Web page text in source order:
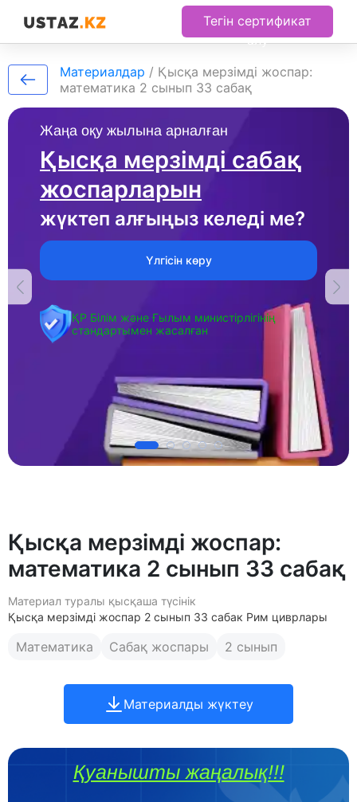
Тегін сертификат
алу
Жаңа оқу жылына арналған
Қысқа мерзімді сабақ
жоспарларын
жүктеп алғыңыз келеді ме?
Үлгісін көру
ҚР Білім және Ғылым министірлігінің
стандартымен жасалған
Материалдар / Қысқа мерзімді жоспар:
математика 2 сынып 33 сабақ
Қысқа мерзімді жоспар:
математика 2 сынып 33 сабақ
Материал туралы қысқаша түсінік
Қысқа мерзімді жоспар 2 сынып 33 сабак Рим циврлары
Математика Сабақ жоспары 2 сынып
Материалды жүктеу
Қуанышты жаңалық!!!